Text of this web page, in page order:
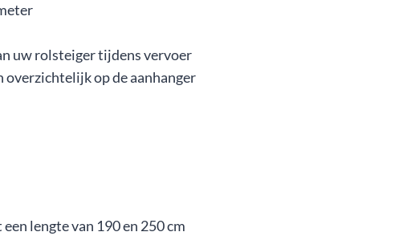
uw rolsteiger tijdens vervoer
overzichtelijk op de aanhanger
lengte van 190 en 250 cm